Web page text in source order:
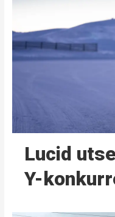
Lucid
Y-